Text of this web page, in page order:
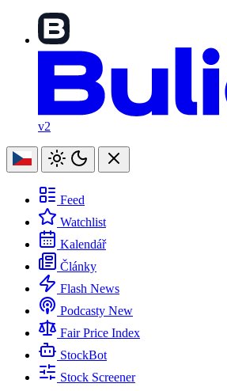
v2
Feed
Watchlist
Kalendář
Články
Flash News
Podcasty New
Fair Price Index
StockBot
Stock Screener